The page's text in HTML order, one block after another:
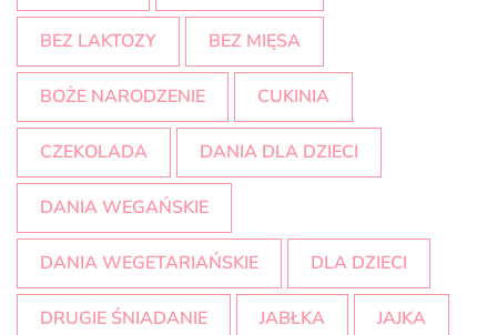
BEZ LAKTOZY BEZ MIĘSA
BOŻE NARODZENIE CUKINIA
CZEKOLADA DANIA DLA DZIECI
DANIA WEGAŃSKIE
DANIA WEGETARIAŃSKIE DLA DZIECI
DRUGIE ŚNIADANIE JABŁKA JAJKA